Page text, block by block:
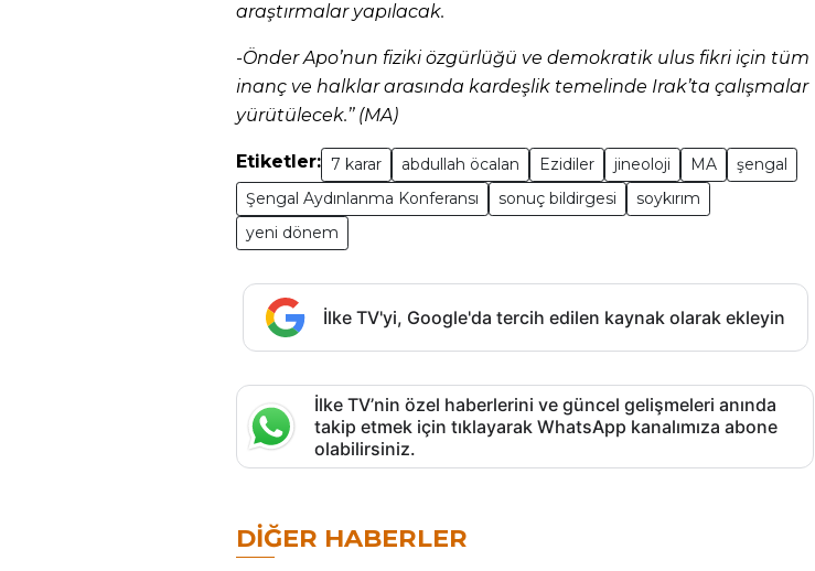
araştırmalar yapılacak.
-Önder Apo’nun fiziki özgürlüğü ve demokratik ulus fikri için tüm
inanç ve halklar arasında kardeşlik temelinde Irak’ta çalışmalar
yürütülecek.’’ (MA)
Etiketler: 7 karar abdullah öcalan Ezidiler jineoloji MA
şengal
Şengal Aydınlanma Konferansı
sonuç bildirgesi
soykırım
yeni dönem
İlke TV'yi, Google'da tercih edilen kaynak olarak ekleyin
İlke TV’nin özel haberlerini ve güncel gelişmeleri anında
takip etmek için tıklayarak WhatsApp kanalımıza abone
olabilirsiniz.
DIĞER HABERLER